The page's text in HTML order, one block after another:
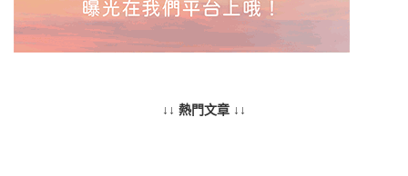
↓↓ 熱門文章 ↓↓